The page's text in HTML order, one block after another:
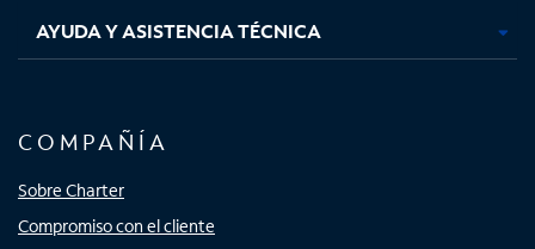
AYUDA Y ASISTENCIA TÉCNICA
COMPAÑÍA
Sobre Charter
Compromiso con el cliente